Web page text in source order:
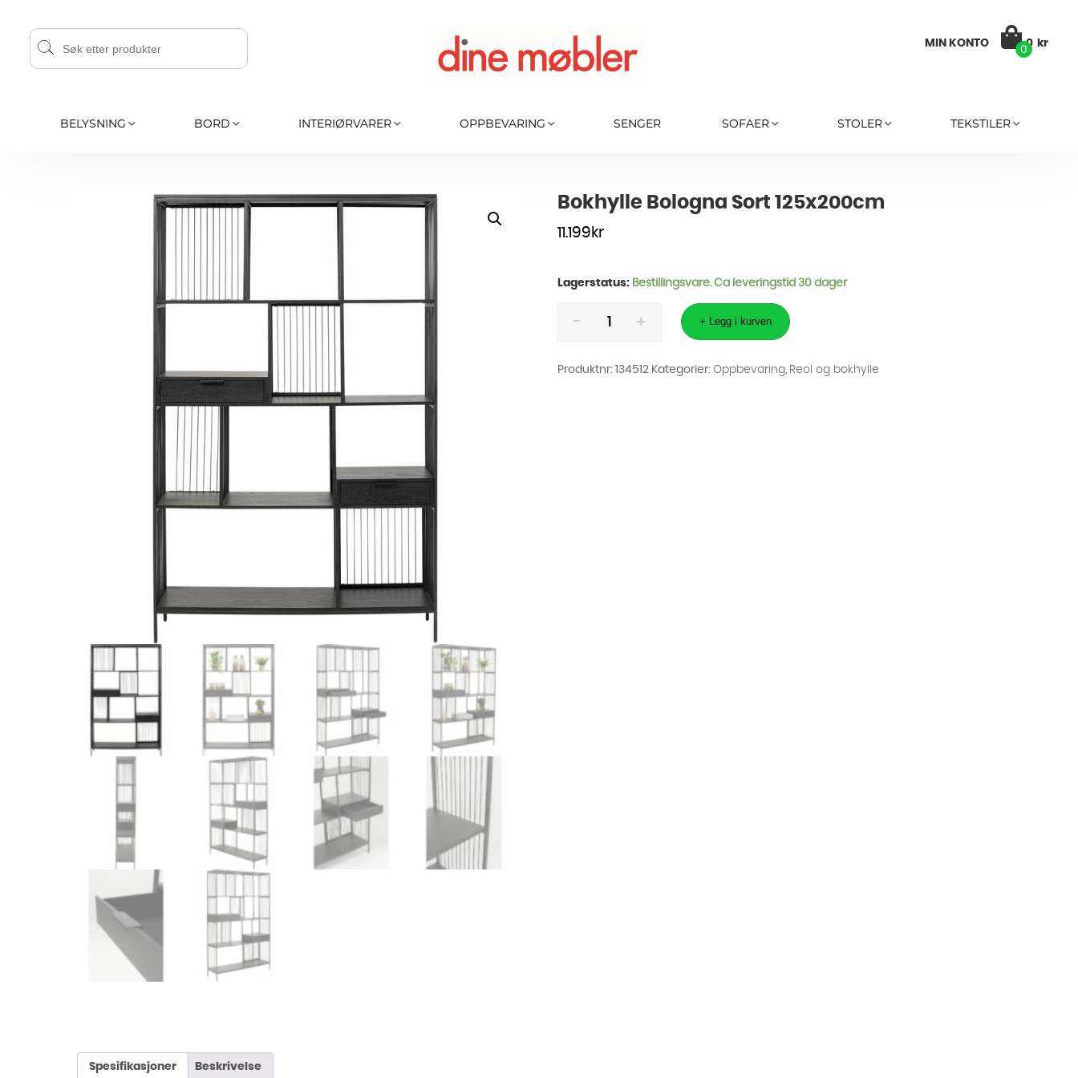
MIN KONTO
0
0 kr
BELYSNING BORD INTERIØRVARER OPPBEVARING SENGER SOFAER STOLER TEKSTILER
Bokhylle Bologna Sort 125x200cm
11.199 kr
Lagerstatus: Bestillingsvare. Ca leveringstid 30 dager
Bologna
+ Legg i kurven
Produktnr: 134512 Kategorier:Oppbevaring, Reol og bokhylle
Spesifikasjoner Beskrivelse